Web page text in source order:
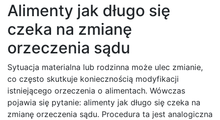
Alimenty jak długo się
czeka na zmianę
orzeczenia sądu
Sytuacja materialna lub rodzinna może ulec zmianie,
co często skutkuje koniecznością modyfikacji
istniejącego orzeczenia o alimentach. Wówczas
pojawia się pytanie: alimenty jak długo się czeka na
zmianę orzeczenia sądu. Procedura ta jest analogiczna